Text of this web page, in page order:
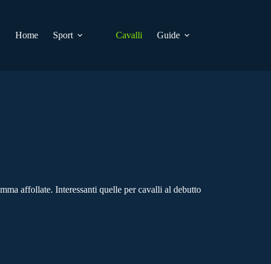
Home
Sport Cavalli Guide
affollate. Interessanti quelle per cavalli al debutto